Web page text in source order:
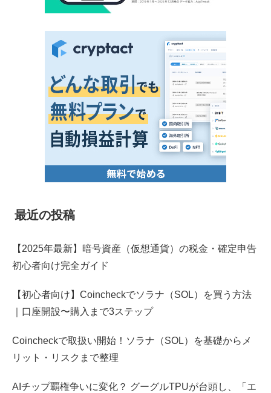
最近の投稿
【2025年最新】暗号資産（仮想通貨）の税金・確定申告
初心者向け完全ガイド
【初心者向け】Coincheckでソラナ（SOL）を買う方法
｜口座開設〜購入まで3ステップ
Coincheckで取扱い開始！ソラナ（SOL）を基礎からメ
リット・リスクまで整理
AIチップ覇権争いに変化？ グーグルTPUが台頭し、「エ